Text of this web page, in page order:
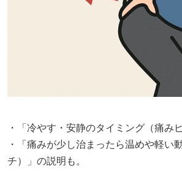
・「冷やす・安静のタイミング（痛み
・「痛みが少し治まったら温めや軽い
チ）」の説明も。